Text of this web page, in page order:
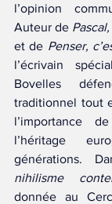
l’opinion
Auteur de
et de Penser,
l’écrivain
Bovelles
traditionnel tout
l’importance
l’héritage
générations.
nihilisme
donnée au